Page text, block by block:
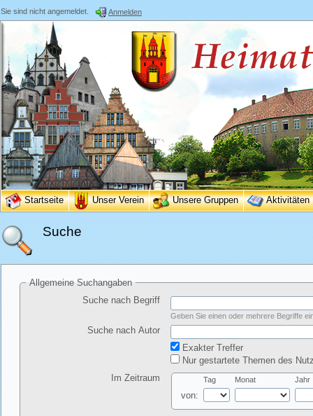
Sie sind nicht angemeldet. Anmelden
Startseite Unser Verein Unsere Gruppen Aktivitäten
Suche
Allgemeine Suchangaben
Suche nach Begriff
Geben Sie einen oder mehrere Begriffe
Suche nach Autor
Exakter Treffer
Nur gestartete Themen des
Im Zeitraum
von:
Tag Monat Jahr